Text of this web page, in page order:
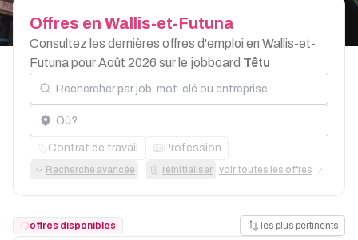
Offres en Wallis-et-Futuna
Consultez les dernières offres d'emploi en Wallis-et-
Futuna pour Août 2026 sur le jobboard Têtu
Rechercher par job, mot-clé ou entreprise
Localisation
Contrat de travail Profession
Recherche avancée réinitialiser voir toutes les offres
offres disponibles les plus pertinents